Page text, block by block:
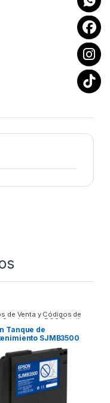
de Venta y Códigos de
Suministros POS Retail y
Tanque de
SJMB3500
ColorWorks C3500
TM-C3500